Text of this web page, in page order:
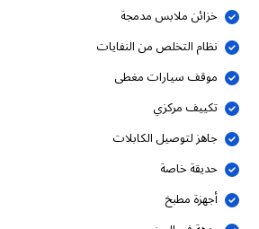
خزائن ملابس مدمجة
نظام التخلص من النفايات
موقف سيارات مغطى
تكييف مركزي
جاهز لتوصيل الكابلات
حديقة خاصة
أجهزة مطبخ